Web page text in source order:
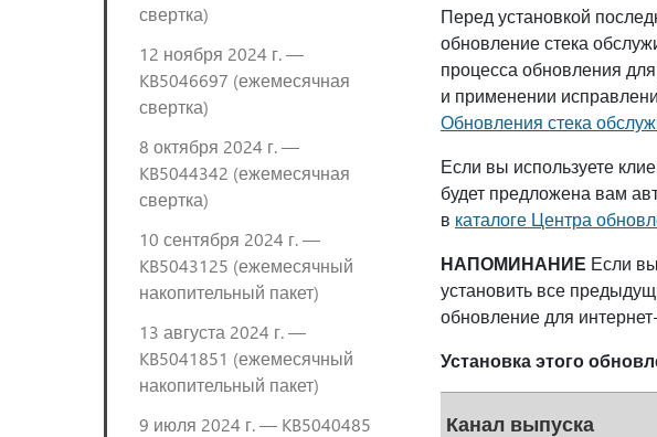
свертка)
12 ноября 2024 г. —
KB5046697 (ежемесячная
свертка)
8 октября 2024 г. —
KB5044342 (ежемесячная
свертка)
10 сентября 2024 г. —
KB5043125 (ежемесячный
накопительный пакет)
13 августа 2024 г. —
KB5041851 (ежемесячный
накопительный пакет)
9 июля 2024 г. — KB5040485
Перед установкой
обновление стека
процесса обновления
и применении
Обновления стека
Если вы используете
будет предложена вам
в каталоге Центра
НАПОМИНАНИЕ Если
установить все
обновление для
Установка этого
Канал выпуска